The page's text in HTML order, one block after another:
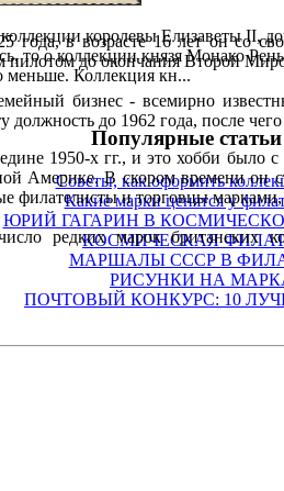
королевы Елизаветы II,
то о коллекции князя Монако
меньше. Коллекция кн...
Популярные cтатьи
Советы, как оформить
Какие марки ценятся у
ЮРИЙ ГАГАРИН В
КОСМИЧЕСКАЯ
МАРШАЛЫ СССР В
РИСУНКИ НА
ПОЧТОВЫЙ КОНКУРС: 10
года, в возрасте 16 лет он со
пилотом до окончания Второй
бизнес - всемирно
должность до 1962 года, после
1950-х гг., и это хобби
Америке. В скором времени он
филателисты и торговцы
редких марок